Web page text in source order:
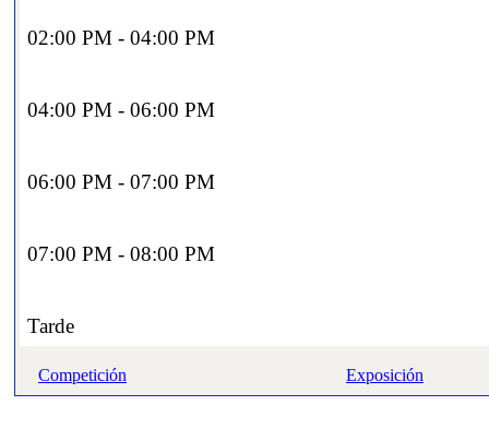
02:00 PM - 04:00 PM
04:00 PM - 06:00 PM
06:00 PM - 07:00 PM
07:00 PM - 08:00 PM
Tarde
Competición Exposición